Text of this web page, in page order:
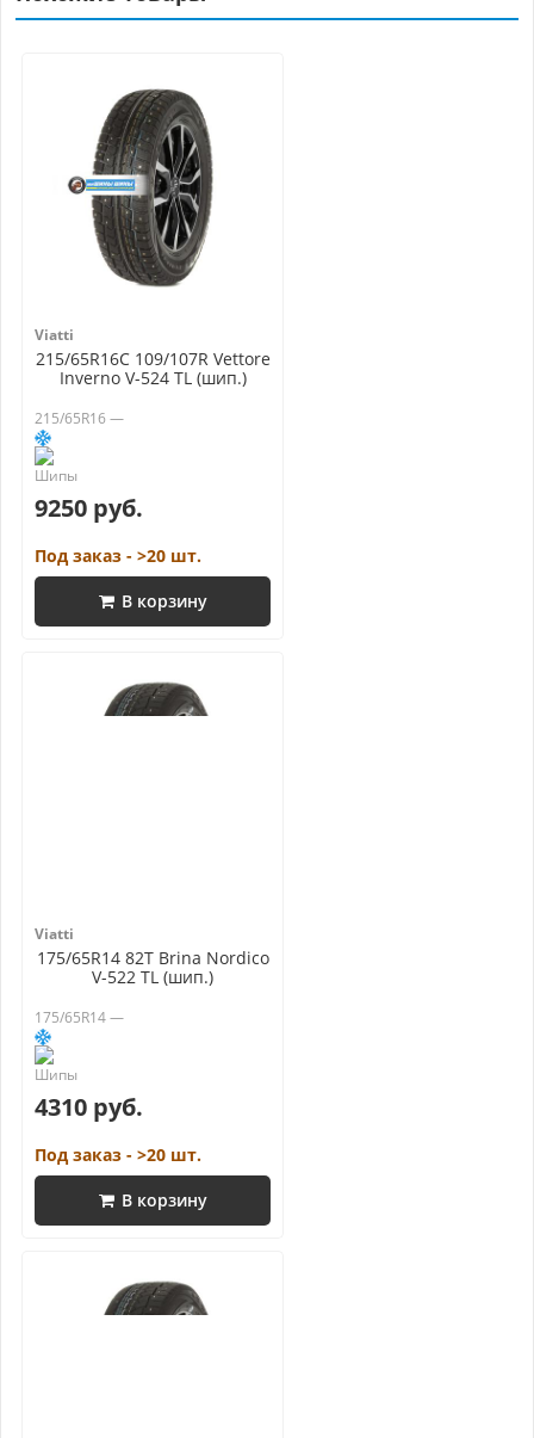
Viatti
215/65R16C 109/107R Vettore
Inverno V-524 TL (шип.)
215/65R16 —
9250 руб.
Под заказ - >20 шт.
В корзину
Viatti
175/65R14 82T Brina Nordico
V-522 TL (шип.)
175/65R14 —
4310 руб.
Под заказ - >20 шт.
В корзину